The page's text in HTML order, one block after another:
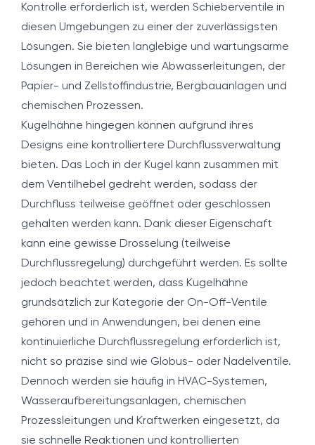
Kontrolle erforderlich ist, werden Schieberventile in
diesen Umgebungen zu einer der zuverlässigsten
Lösungen. Sie bieten langlebige und wartungsarme
Lösungen in Bereichen wie Abwasserleitungen, der
Papier- und Zellstoffindustrie, Bergbauanlagen und
chemischen Prozessen.
Kugelhähne hingegen können aufgrund ihres
Designs eine kontrolliertere Durchflussverwaltung
bieten. Das Loch in der Kugel kann zusammen mit
dem Ventilhebel gedreht werden, sodass der
Durchfluss teilweise geöffnet oder geschlossen
gehalten werden kann. Dank dieser Eigenschaft
kann eine gewisse Drosselung (teilweise
Durchflussregelung) durchgeführt werden. Es sollte
jedoch beachtet werden, dass Kugelhähne
grundsätzlich zur Kategorie der On-Off-Ventile
gehören und in Anwendungen, bei denen eine
kontinuierliche Durchflussregelung erforderlich ist,
nicht so präzise sind wie Globus- oder Nadelventile.
Dennoch werden sie häufig in HVAC-Systemen,
Wasseraufbereitungsanlagen, chemischen
Prozessleitungen und Kraftwerken eingesetzt, da
sie schnelle Reaktionen und kontrollierten